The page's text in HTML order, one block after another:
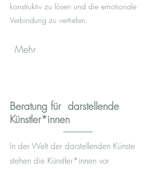
konstruktiv zu lösen und die emotionale
Verbindung zu vertiefen.
Mehr
Beratung für darstellende
Künstler*innen
In der Welt der darstellenden Künste
stehen die Künstler*innen vor